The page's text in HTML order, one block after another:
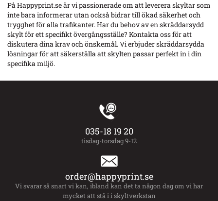
På Happyprint.se är vi passionerade om att leverera skyltar som
inte bara informerar utan också bidrar till ökad säkerhet och
trygghet för alla trafikanter. Har du behov av en skräddarsydd
skylt för ett specifikt övergångsställe? Kontakta oss för att
diskutera dina krav och önskemål. Vi erbjuder skräddarsydda
lösningar för att säkerställa att skylten passar perfekt in i din
specifika miljö.
035-18 19 20
tisdag-torsdag 9-12
order@happyprint.se
Vi svarar så snart vi kan, ibland kan det ta någon dag om vi har
mycket att stå i i skyltverkstan